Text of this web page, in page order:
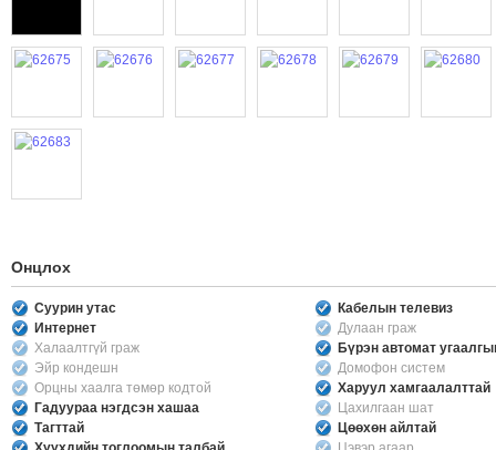
Онцлох
Суурин утас
Кабелын телевиз
Интернет
Дулаан граж
Халаалтгүй граж
Бүрэн автомат
Эйр кондешн
Домофон систем
Орцны хаалга төмөр кодтой
Харуул хамгаалалттай
Гадуураа нэгдсэн хашаа
Цахилгаан шат
Тагттай
Цөөхөн айлтай